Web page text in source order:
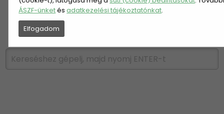
ÁSZF-ünketésadatkezelési tájékoztatónkat.
Elfogadom
ÚJDONSÁGOK NÉPSZERŰ